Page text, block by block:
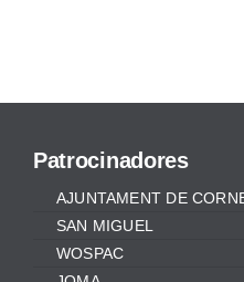
Patrocinadores
AJUNTAMENT DE
SAN MIGUEL
WOSPAC